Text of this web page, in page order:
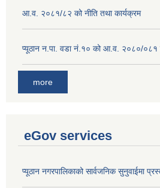
आ.व. २०८१/८२ को नीति तथा कार्यक्रम
प्यूठान न.पा. वडा नं.१० को आ.व. २०८०/०८१
more
eGov services
प्यूठान नगरपालिकाको सार्वजनिक सुनुवाईमा